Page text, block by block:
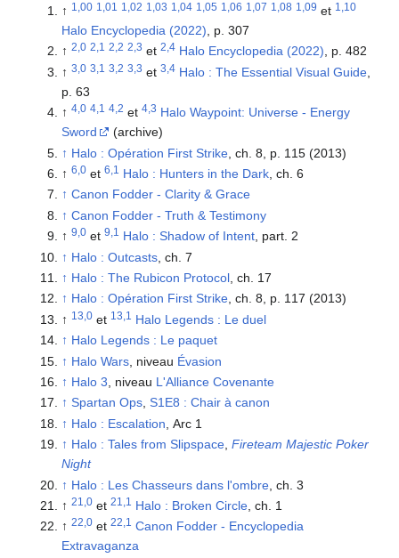
↑ 1,00 1,01 1,02 1,03 1,04 1,05 1,06 1,07 1,08 1,09 et 1,10
Halo Encyclopedia (2022) , p. 307
↑ 2,0 2,1 2,2 2,3 et 2,4 Halo Encyclopedia (2022), p. 482
↑ 3,0 3,1 3,2 3,3 et 3,4 Halo : The Essential Visual Guide,
p. 63
↑ 4,0 4,1 4,2 et 4,3 Halo Waypoint: Universe - Energy
Sword
(archive)
↑ Halo : Opération First Strike, ch. 8, p. 115 (2013)
↑ 6,0et 6,1 Halo : Hunters in the Dark, ch. 6
↑ Canon Fodder - Clarity & Grace
↑ Canon Fodder - Truth & Testimony
↑ 9,0et 9,1 Halo : Shadow of Intent, part. 2
↑ Halo : Outcasts, ch. 7
↑ Halo : The Rubicon Protocol, ch. 17
↑ Halo : Opération First Strike, ch. 8, p. 117 (2013)
↑ 13,0et 13,1
Halo Legends : Le duel
↑ Halo Legends : Le paquet
↑ Halo Wars, niveau Évasion
↑ Halo 3 , niveau L'Alliance Covenante
↑ Spartan Ops, S1E8 : Chair à canon
↑ Halo : Escalation , Arc 1
↑ Halo : Tales from Slipspace, Fireteam Majestic Poker
Night
↑ Halo : Les Chasseurs dans l'ombre, ch. 3
↑ 21,0et 21,1 Halo : Broken Circle, ch. 1
↑ 22,0et 22,1
Canon Fodder - Encyclopedia
Extravaganza